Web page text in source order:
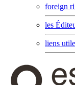
foreign
les
liens